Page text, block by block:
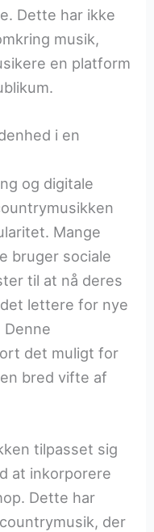
Dette har ikke
musik,
en platform
i en
og digitale
Mange
bruger sociale
til at nå deres
lettere for nye
det muligt for
bred vifte af
tilpasset sig
at inkorporere
Dette har
der